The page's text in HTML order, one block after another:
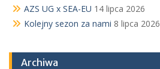
AZS UG x SEA-EU 14 lipca 2026
Kolejny sezon za nami 8 lipca 2026
Archiwa